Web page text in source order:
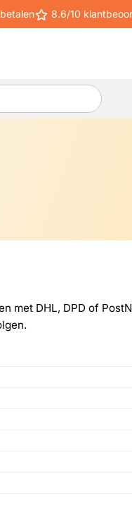
8.6/10
met DHL, DPD of